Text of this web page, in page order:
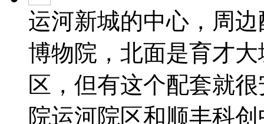
运河新城的中心，周
博物院，北面是育才
区，但有这个配套就
院运河院区和顺丰科